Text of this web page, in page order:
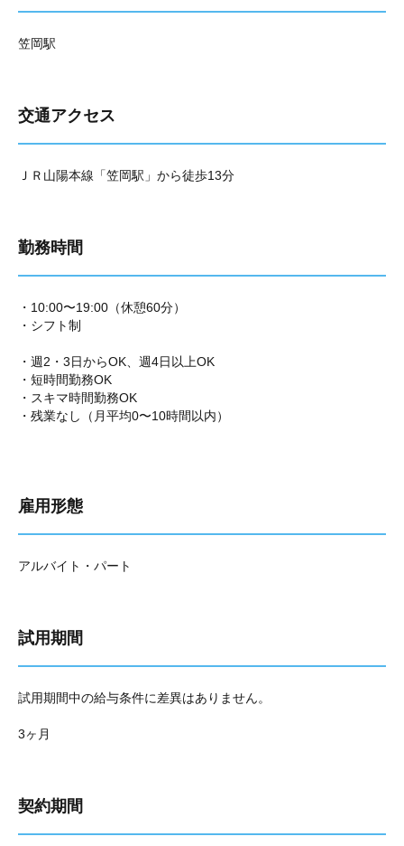
笠岡駅
交通アクセス
ＪＲ山陽本線「笠岡駅」から徒歩13分
勤務時間
・10:00〜19:00（休憩60分）
・シフト制
・週2・3日からOK、週4日以上OK
・短時間勤務OK
・スキマ時間勤務OK
・残業なし（月平均0〜10時間以内）
雇用形態
アルバイト・パート
試用期間
試用期間中の給与条件に差異はありません。
3ヶ月
契約期間